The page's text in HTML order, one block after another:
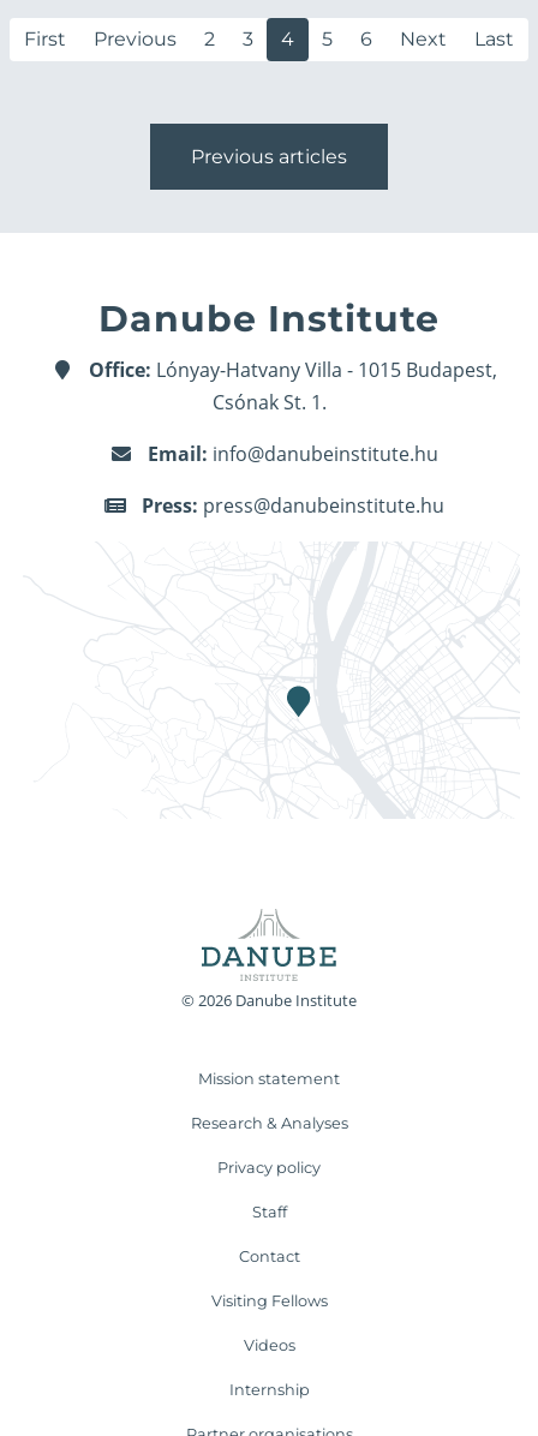
First Previous 2 3 4 5 6 Next Last
Previous articles
Danube Institute
Office: Lónyay-Hatvany Villa - 1015 Budapest,
Csónak St. 1.
Email: info@danubeinstitute.hu
Press: press@danubeinstitute.hu
© 2026 Danube Institute
Mission statement
Research & Analyses
Privacy policy
Staff
Contact
Visiting Fellows
Videos
Internship